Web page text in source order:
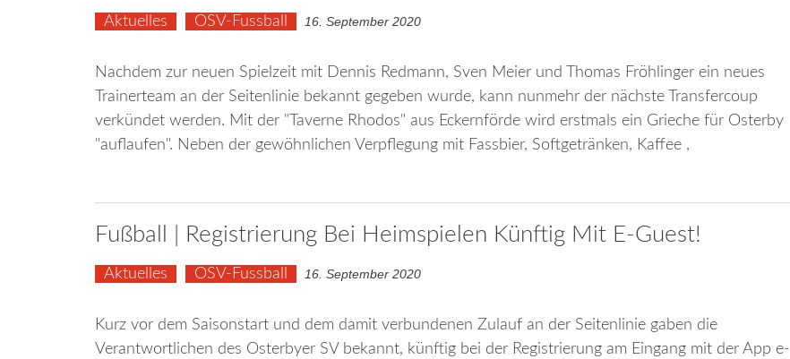
Aktuelles OSV-Fussball 16. September 2020
Nachdem zur neuen Spielzeit mit Dennis Redmann, Sven Meier und Thomas Fröhlinger ein neues
Trainerteam an der Seitenlinie bekannt gegeben wurde, kann nunmehr der nächste Transfercoup
verkündet werden. Mit der "Taverne Rhodos" aus Eckernförde wird erstmals ein Grieche für Osterby
"auflaufen". Neben der gewöhnlichen Verpflegung mit Fassbier, Softgetränken, Kaffee ,
Fußball | Registrierung Bei Heimspielen Künftig Mit E-Guest!
Aktuelles OSV-Fussball 16. September 2020
Kurz vor dem Saisonstart und dem damit verbundenen Zulauf an der Seitenlinie gaben die
Verantwortlichen des Osterbyer SV bekannt, künftig bei der Registrierung am Eingang mit der App e-